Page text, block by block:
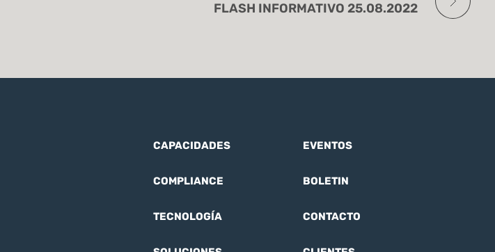
FLASH INFORMATIVO 25.08.2022
CAPACIDADES
COMPLIANCE
TECNOLOGÍA
EVENTOS
BOLETIN
CONTACTO